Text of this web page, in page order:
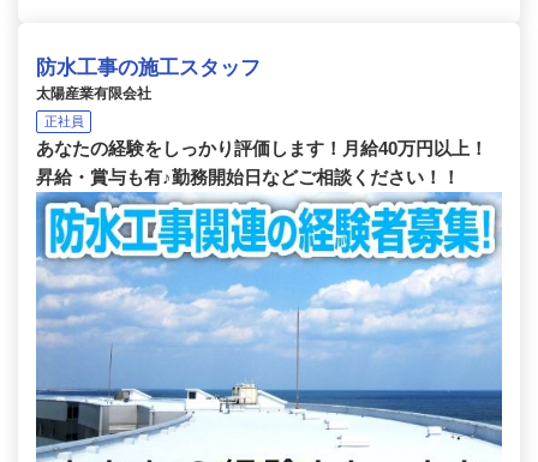
防水工事の施工スタッフ
太陽産業有限会社
正社員
あなたの経験をしっかり評価します！月給40万円以上！
昇給・賞与も有♪勤務開始日などご相談ください！！